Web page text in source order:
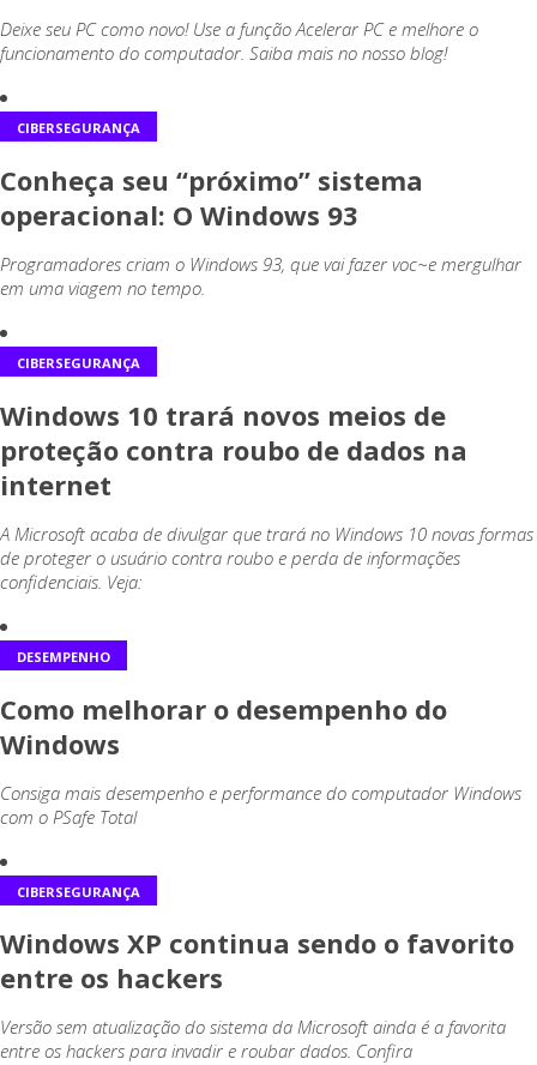
Deixe seu PC como novo! Use a função Acelerar PC e melhore o
funcionamento do computador. Saiba mais no nosso blog!
CIBERSEGURANÇA
Conheça seu “próximo” sistema
operacional: O Windows 93
Programadores criam o Windows 93, que vai fazer voc~e mergulhar
em uma viagem no tempo.
CIBERSEGURANÇA
Windows 10 trará novos meios de
proteção contra roubo de dados na
internet
A Microsoft acaba de divulgar que trará no Windows 10 novas formas
de proteger o usuário contra roubo e perda de informações
confidenciais. Veja:
DESEMPENHO
Como melhorar o desempenho do
Windows
Consiga mais desempenho e performance do computador Windows
com o PSafe Total
CIBERSEGURANÇA
Windows XP continua sendo o favorito
entre os hackers
Versão sem atualização do sistema da Microsoft ainda é a favorita
entre os hackers para invadir e roubar dados. Confira